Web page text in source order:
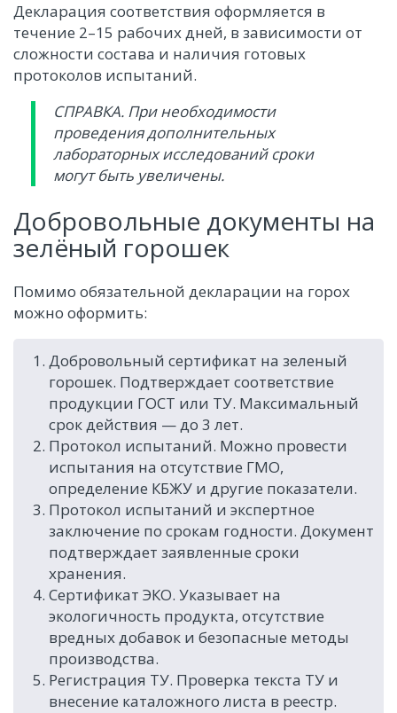
Декларация соответствия оформляется в
течение 2–15 рабочих дней, в зависимости от
сложности состава и наличия готовых
протоколов испытаний.
СПРАВКА. При необходимости
проведения дополнительных
лабораторных исследований сроки
могут быть увеличены.
Добровольные документы на
зелёный горошек
Помимо обязательной декларации на горох
можно оформить:
Добровольный сертификат на зеленый
горошек. Подтверждает соответствие
продукции ГОСТ или ТУ. Максимальный
срок действия — до 3 лет.
Протокол испытаний. Можно провести
испытания на отсутствие ГМО,
определение КБЖУ и другие показатели.
Протокол испытаний и экспертное
заключение по срокам годности. Документ
подтверждает заявленные сроки
хранения.
Сертификат ЭКО. Указывает на
экологичность продукта, отсутствие
вредных добавок и безопасные методы
производства.
Регистрация ТУ. Проверка текста ТУ и
внесение каталожного листа в реестр.